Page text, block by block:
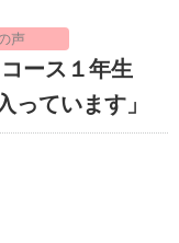
声
ース１年生
っています」